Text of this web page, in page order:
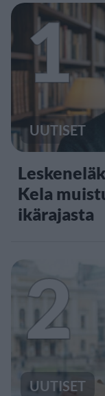
1
UUTISET
Kela
ikärajasta
2
UUTISET